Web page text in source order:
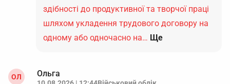
здібності до продуктивної та творчої праці
шляхом укладення трудового договору на
одному або одночасно на… Ще
ОЛ Ольга